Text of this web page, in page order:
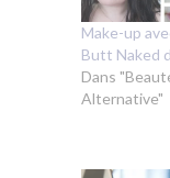
Make-up
Butt Naked
Dans
Alternative"